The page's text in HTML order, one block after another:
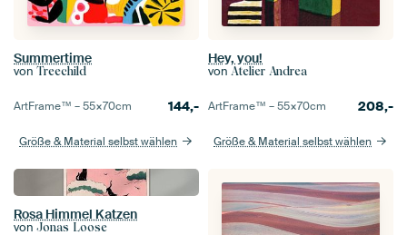
Summertime
von Treechild
ArtFrame™ –55×70cm 144,-
Größe & Material selbst wählen
Hey, you!
von Atelier Andrea
ArtFrame™ –55×70cm 208,-
Größe & Material selbst wählen
Rosa Himmel Katzen
von Jonas Loose